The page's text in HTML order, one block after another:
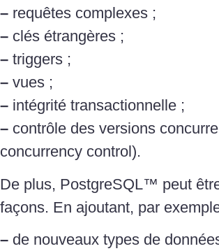
– requêtes complexes ;
– clés étrangères ;
– triggers ;
– vues ;
– intégrité transactionnelle ;
– contrôle des versions
concurrency control).
De plus, PostgreSQL™ peut
façons. En ajoutant, par
– de nouveaux types de